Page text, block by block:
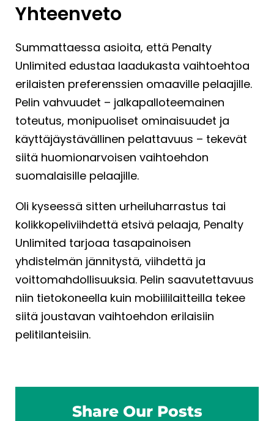
Yhteenveto
Summattaessa asioita, että Penalty
Unlimited edustaa laadukasta vaihtoehtoa
erilaisten preferenssien omaaville pelaajille.
Pelin vahvuudet – jalkapalloteemainen
toteutus, monipuoliset ominaisuudet ja
käyttäjäystävällinen pelattavuus – tekevät
siitä huomionarvoisen vaihtoehdon
suomalaisille pelaajille.
Oli kyseessä sitten urheiluharrastus tai
kolikkopeliviihdettä etsivä pelaaja, Penalty
Unlimited tarjoaa tasapainoisen
yhdistelmän jännitystä, viihdettä ja
voittomahdollisuuksia. Pelin saavutettavuus
niin tietokoneella kuin mobiililaitteilla tekee
siitä joustavan vaihtoehdon erilaisiin
pelitilanteisiin.
Share Our Posts